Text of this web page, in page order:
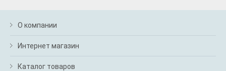
О компании
Интернет магазин
Каталог товаров